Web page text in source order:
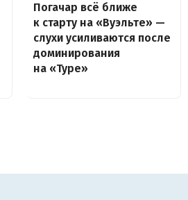
Погачар всё ближе
к старту на «Вуэльте» —
слухи усиливаются после
доминирования
на «Туре»